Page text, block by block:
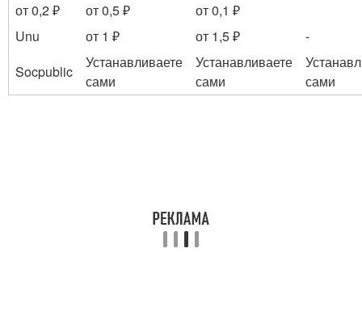
от 0,2 ₽
от 0,5 ₽
от 0,1 ₽
Unu
от 1 ₽ от 1,5 ₽
-
Socpublic
Устанавливаете
сами
Устанавливаете
сами
сами